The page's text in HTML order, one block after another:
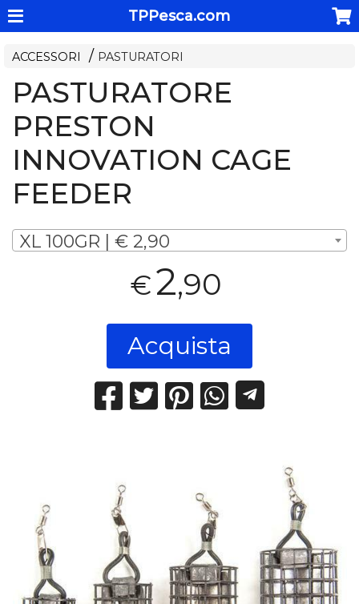
TPPesca.com
ACCESSORI PASTURATORI
PASTURATORE
PRESTON
INNOVATION CAGE
FEEDER
XL 100GR | € 2,90
€2,90
Acquista